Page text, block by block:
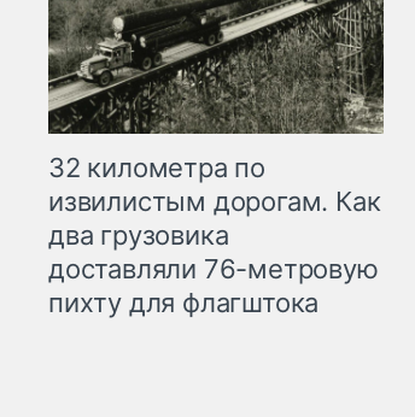
32 километра по
извилистым дорогам. Как
два грузовика
доставляли 76-метровую
пихту для флагштока